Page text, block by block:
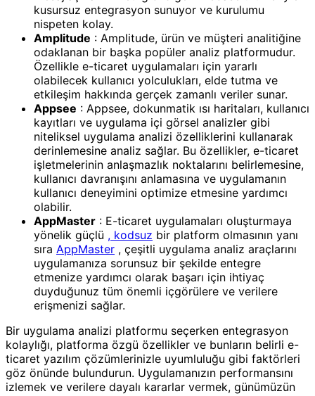
kusursuz entegrasyon sunuyor ve kurulumu
nispeten kolay.
Amplitude : Amplitude, ürün ve müşteri analitiğine
odaklanan bir başka popüler analiz platformudur.
Özellikle e-ticaret uygulamaları için yararlı
olabilecek kullanıcı yolculukları, elde tutma ve
etkileşim hakkında gerçek zamanlı veriler sunar.
Appsee : Appsee, dokunmatik ısı haritaları, kullanıcı
kayıtları ve uygulama içi görsel analizler gibi
niteliksel uygulama analizi özelliklerini kullanarak
derinlemesine analiz sağlar. Bu özellikler, e-ticaret
işletmelerinin anlaşmazlık noktalarını belirlemesine,
kullanıcı davranışını anlamasına ve uygulamanın
kullanıcı deneyimini optimize etmesine yardımcı
olabilir.
AppMaster : E-ticaret uygulamaları oluşturmaya
yönelik güçlü , kodsuz bir platform olmasının yanı
sıra AppMaster , çeşitli uygulama analiz araçlarını
uygulamanıza sorunsuz bir şekilde entegre
etmenize yardımcı olarak başarı için ihtiyaç
duyduğunuz tüm önemli içgörülere ve verilere
erişmenizi sağlar.
Bir uygulama analizi platformu seçerken entegrasyon
kolaylığı, platforma özgü özellikler ve bunların belirli e-
ticaret yazılım çözümlerinizle uyumluluğu gibi faktörleri
göz önünde bulundurun. Uygulamanızın performansını
izlemek ve verilere dayalı kararlar vermek, günümüzün